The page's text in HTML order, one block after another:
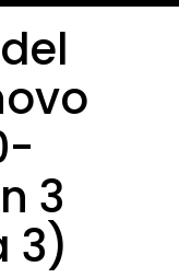
3
3)